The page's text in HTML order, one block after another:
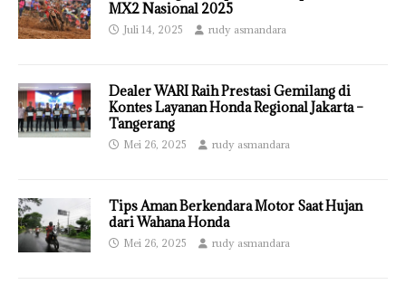
MX2 Nasional 2025
Juli 14, 2025 rudy asmandara
Dealer WARI Raih Prestasi Gemilang di
Kontes Layanan Honda Regional Jakarta –
Tangerang
Mei 26, 2025 rudy asmandara
Tips Aman Berkendara Motor Saat Hujan
dari Wahana Honda
Mei 26, 2025 rudy asmandara